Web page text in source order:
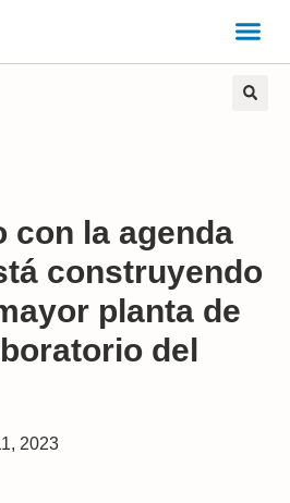
con la agenda
construyendo
planta de
del
2023